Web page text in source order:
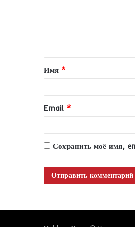
т
а
и
й
*
Имя *
Email *
Сохранить моё имя,